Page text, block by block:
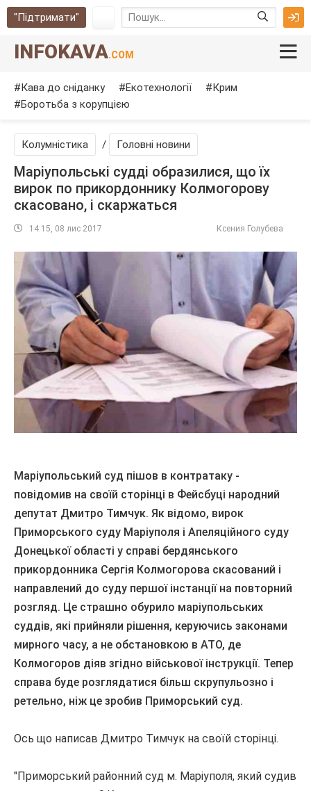
"Підтримати"
INFOKAVA.COM
Кава до сніданку Екотехнології
Крим
Боротьба з корупцією
Колумністика / Головні новини
Маріупольські судді образилися, що їх
вирок по прикордоннику Колмогорову
скасовано, і скаржаться
14:15, 08 лис 2017 Ксения Голубева
Маріупольський суд пішов в контратаку -
повідомив на своїй сторінці в Фейсбуці народний
депутат Дмитро Тимчук. Як відомо, вирок
Приморського суду Маріуполя і Апеляційного суду
Донецької області у справі бердянського
прикордонника Сергія Колмогорова скасований і
направлений до суду першої інстанції на повторний
розгляд. Це страшно обурило маріупольських
суддів, які прийняли рішення, керуючись законами
мирного часу, а не обстановкою в АТО, де
Колмогоров діяв згідно військової інструкції. Тепер
справа буде розглядатися більш скрупульозно і
ретельно, ніж це зробив Приморський суд.
Ось що написав Дмитро Тимчук на своїй сторінці.
"Приморський районний суд м. Маріуполя, який судив